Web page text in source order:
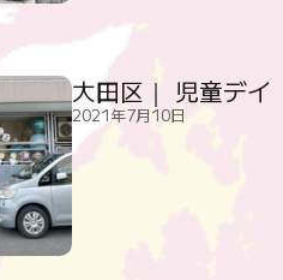
大田区｜ 児童デ
2021年7月10日